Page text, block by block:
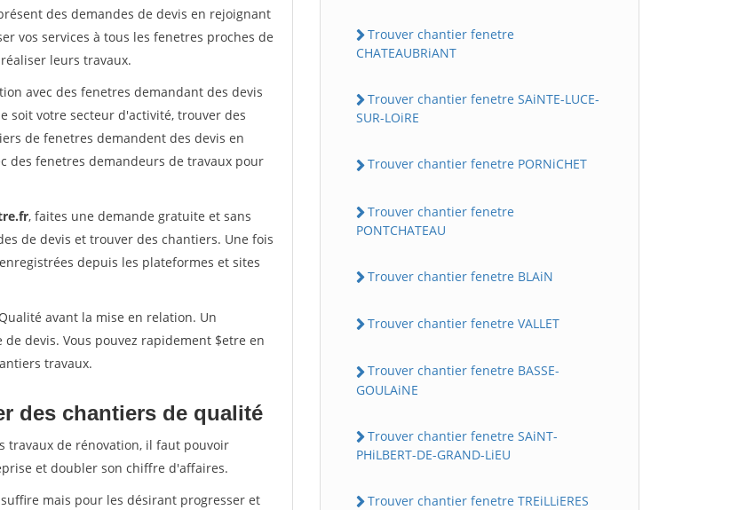
des demandes de devis en rejoignant
vos services à tous les fenetres proches de
leurs travaux.
avec des fenetres demandant des devis
soit votre secteur d'activité, trouver des
de fenetres demandent des devis en
des fenetres demandeurs de travaux pour
, faites une demande gratuite et sans
de devis et trouver des chantiers. Une fois
depuis les plateformes et sites
avant la mise en relation. Un
devis. Vous pouvez rapidement $etre en
travaux.
des chantiers de qualité
travaux de rénovation, il faut pouvoir
et doubler son chiffre d'affaires.
mais pour les désirant progresser et
Trouver chantier fenetre
CHATEAUBRiANT
Trouver chantier fenetre SAiNTE-LUCE-
SUR-LOiRE
Trouver chantier fenetre PORNiCHET
Trouver chantier fenetre
PONTCHATEAU
Trouver chantier fenetre BLAiN
Trouver chantier fenetre VALLET
Trouver chantier fenetre BASSE-
GOULAiNE
Trouver chantier fenetre SAiNT-
PHiLBERT-DE-GRAND-LiEU
Trouver chantier fenetre TREiLLiERES